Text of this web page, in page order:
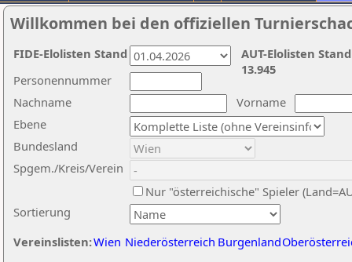
Willkommen bei den offiziellen
Nachname
Vorname
Ebene
Sortierung
Personennummer
Bundesland
Spgem./Kreis/Verein
Nur "österreichische" Spieler
Vereinslisten:Wien Niederösterreich Burgenland
AUT-Elolisten
13.945
FIDE-Elolisten Stand